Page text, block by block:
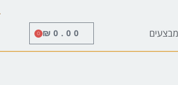
מבצעים ₪0.00
0